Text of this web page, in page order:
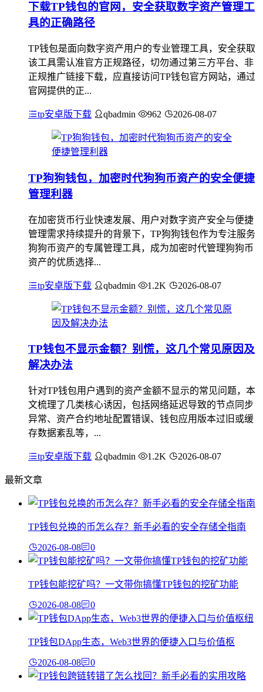
下载TP钱包的官网，安全获取数字资产管理工
具的正确路径
TP钱包是面向数字资产用户的专业管理工具，安全获取
该工具需认准官方正规路径，切勿通过第三方平台、非
正规推广链接下载，应直接访问TP钱包官方网站，通过
官网提供的正...
tp安卓版下载 qbadmin 962 2026-08-07
TP狗狗钱包，加密时代狗狗币资产的安全便捷
管理利器
在加密货币行业快速发展、用户对数字资产安全与便捷
管理需求持续提升的背景下，TP狗狗钱包作为专注服务
狗狗币资产的专属管理工具，成为加密时代管理狗狗币
资产的优质选择...
tp安卓版下载 qbadmin 1.2K 2026-08-07
TP钱包不显示金额？别慌，这几个常见原因及
解决办法
针对TP钱包用户遇到的资产金额不显示的常见问题，本
文梳理了几类核心诱因，包括网络延迟导致的节点同步
异常、资产合约地址配置错误、钱包应用版本过旧或缓
存数据紊乱等，...
tp安卓版下载 qbadmin 1.2K 2026-08-07
最新文章
TP钱包兑换的币怎么存？新手必看的安全存储全指南
2026-08-08 0
TP钱包能挖矿吗？一文带你搞懂TP钱包的挖矿功能
2026-08-08 0
TP钱包DApp生态，Web3世界的便捷入口与价值枢
2026-08-08 0